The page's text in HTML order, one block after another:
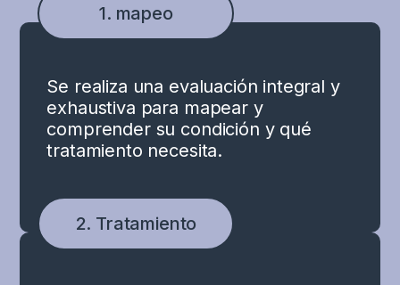
1. mapeo
Se realiza una evaluación integral y
exhaustiva para mapear y
comprender su condición y qué
tratamiento necesita.
2. Tratamiento